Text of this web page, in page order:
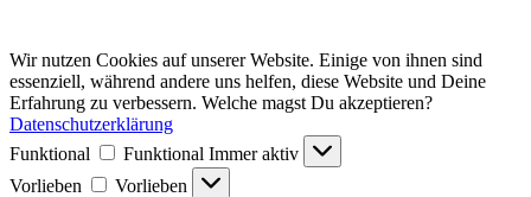
Wir nutzen Cookies auf unserer Website. Einige von ihnen sind
essenziell, während andere uns helfen, diese Website und Deine
Erfahrung zu verbessern. Welche magst Du akzeptieren?
Datenschutzerklärung
Funktional
Funktional Immer aktiv
Vorlieben
Vorlieben